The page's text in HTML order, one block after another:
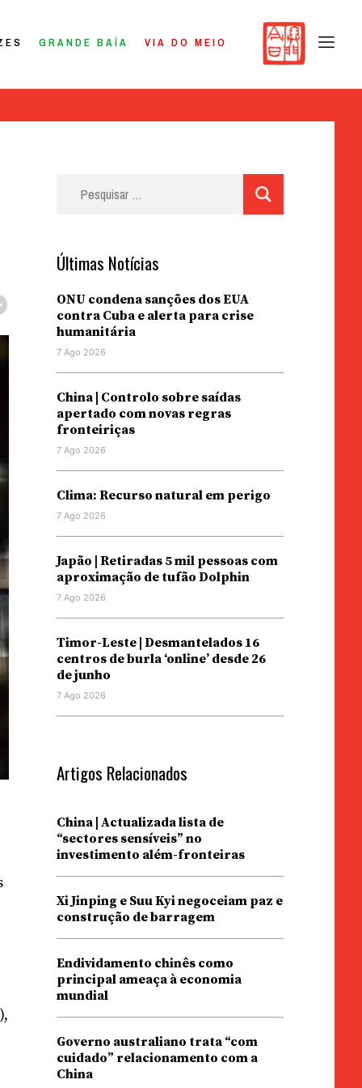
GRANDE BAÍA VIA DO MEIO
Últimas Notícias
ONU condena sanções dos EUA
contra Cuba e alerta para crise
humanitária
7 Ago 2026
China | Controlo sobre saídas
apertado com novas regras
fronteiriças
7 Ago 2026
Clima: Recurso natural em perigo
7 Ago 2026
Japão | Retiradas 5 mil pessoas com
aproximação de tufão Dolphin
7 Ago 2026
Timor-Leste | Desmantelados 16
centros de burla ‘online’ desde 26
de junho
7 Ago 2026
Artigos Relacionados
China | Actualizada lista de
“sectores sensíveis” no
investimento além-fronteiras
Xi Jinping e Suu Kyi negoceiam paz e
construção de barragem
Endividamento chinês como
principal ameaça à economia
mundial
Governo australiano trata “com
cuidado” relacionamento com a
China